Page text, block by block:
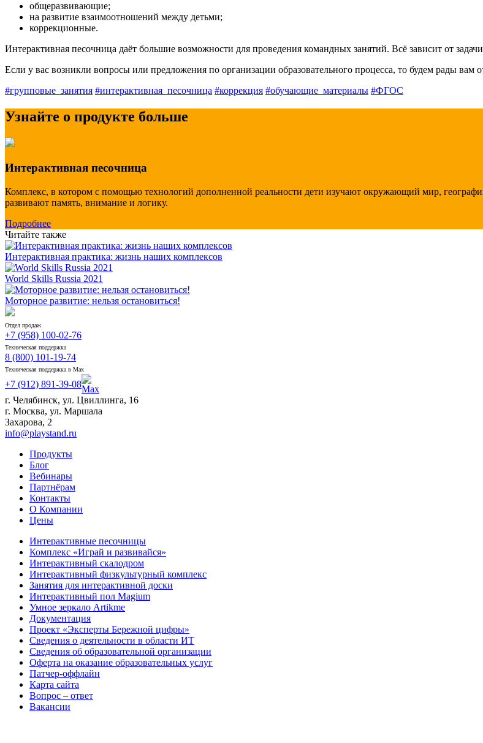
общеразвивающие;
на развитие взаимоотношений между детьми;
коррекционные.
Интерактивная песочница даёт большие возможности для проведения командных занятий. Всё зависит от
Если у вас возникли вопросы или предложения по организации образовательного процесса, то будем рады вам
#групповые_занятия #интерактивная_песочница #коррекция #обучающие_материалы #ФГОС
Узнайте о продукте больше
Интерактивная песочница
Комплекс, в котором с помощью технологий дополненной реальности дети изучают окружающий мир,
развивают память, внимание и логику.
Подробнее
Читайте также
Интерактивная практика: жизнь наших комплексов
World Skills Russia 2021
Моторное развитие: нельзя остановиться!
Отдел продаж
+7 (958) 100-02-76
Техническая поддержка
8 (800) 101-19-74
Техническая поддержка в Max
+7 (912) 891-39-08
г. Челябинск, ул. Цвиллинга, 16
г. Москва, ул. Маршала
Захарова, 2
info@playstand.ru
Продукты
Блог
Вебинары
Партнёрам
Контакты
О Компании
Цены
Интерактивные песочницы
Комплекс «Играй и развивайся»
Интерактивный скалодром
Интерактивный физкультурный комплекс
Занятия для интерактивной доски
Интерактивный пол Magium
Умное зеркало Artikme
Документация
Проект «Эксперты Бережной цифры»
Сведения о деятельности в области ИТ
Сведения об образовательной организации
Оферта на оказание образовательных услуг
Патчер-оффлайн
Карта сайта
Вопрос – ответ
Вакансии